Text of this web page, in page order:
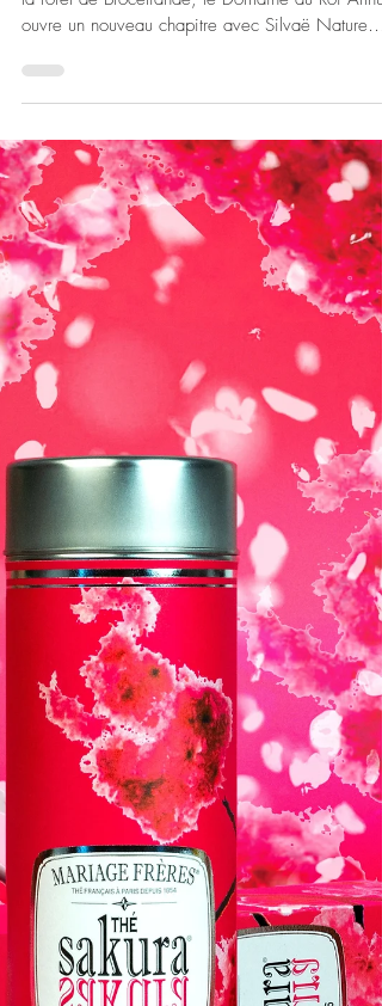
18 mars
VOYAGES
Silvaë : l’art du lâcher-prise
À Ploërmel, au bord du Lac au Duc et à l’orée de
la forêt de Brocéliande, le Domaine du Roi Arthur
ouvre un nouveau chapitre avec Silvaë Nature
Spa. Déployé sur 3 000 m² au cœur d’un
domaine naturel exceptionnel de 250 hectares, le
lieu s’impose comme le plus vaste spa de
Bretagne et le plus rare en France de par son
concept global. Pensé comme une destination
être immersive et inédite à part entière, il
rassemble espaces aquatiques, zones de repos,
espaces de soins et r